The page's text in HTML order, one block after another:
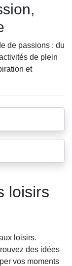
de passions : du
de plein
et
loisirs
loisirs.
des idées
vos moments